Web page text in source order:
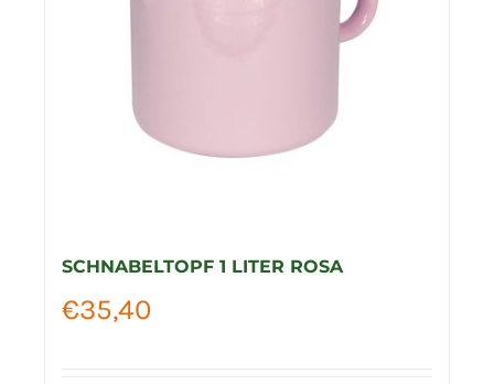
SCHNABELTOPF 1 LITER ROSA
€35,40